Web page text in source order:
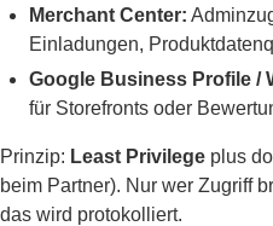
Merchant Center:
Einladungen,
Google Business Profile /
für Storefronts oder
Prinzip: Least Privilege plus
beim Partner). Nur wer Zugriff
das wird protokolliert.